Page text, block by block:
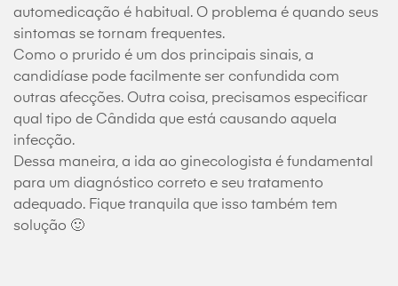
automedicação é habitual. O problema é quando seus
sintomas se tornam frequentes.
Como o prurido é um dos principais sinais, a
candidíase pode facilmente ser confundida com
outras afecções. Outra coisa, precisamos especificar
qual tipo de Cândida que está causando aquela
infecção.
Dessa maneira, a ida ao ginecologista é fundamental
para um diagnóstico correto e seu tratamento
adequado. Fique tranquila que isso também tem
solução 🙂